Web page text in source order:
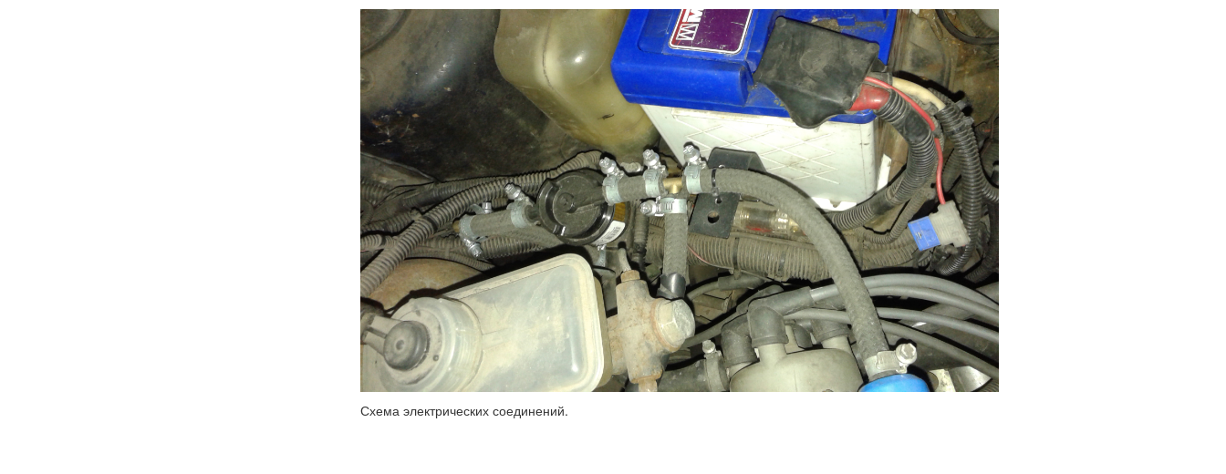
Схема электрических соединений.